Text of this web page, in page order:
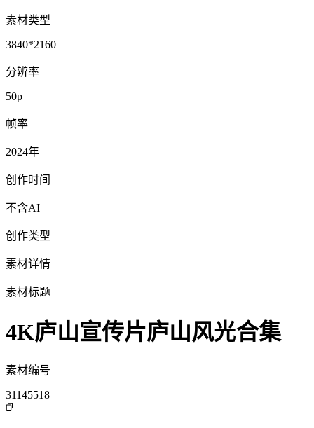
素材类型
3840*2160
分辨率
50p
帧率
2024年
创作时间
不含AI
创作类型
素材详情
素材标题
4K庐山宣传片庐山风光合集
素材编号
31145518